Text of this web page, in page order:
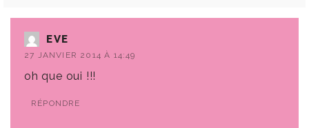
EVE
27 JANVIER 2014 À 14:49
oh que oui !!!
RÉPONDRE